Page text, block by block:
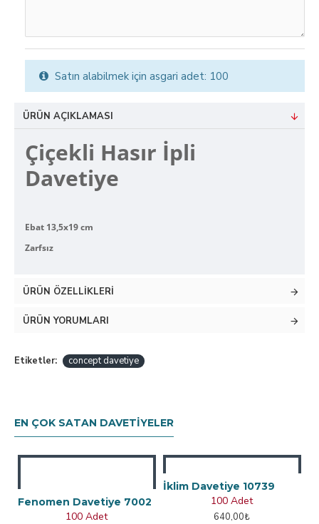
Satın alabilmek için asgari adet: 100
ÜRÜN AÇIKLAMASI
Çiçekli Hasır İpli
Davetiye
Ebat 13,5x19 cm
Zarfsız
ÜRÜN ÖZELLIKLERI
ÜRÜN YORUMLARI
Etiketler: concept davetiye
EN ÇOK SATAN DAVETIYELER
Fenomen Davetiye 7002
100 Adet
İklim Davetiye 10739
100 Adet
640,00₺